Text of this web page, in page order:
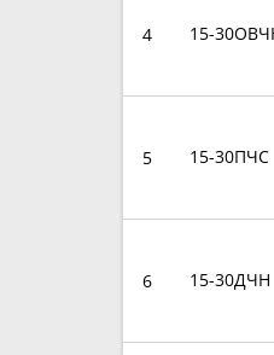
4 15-
5 15-30ПЧС
6 15-30ДЧН